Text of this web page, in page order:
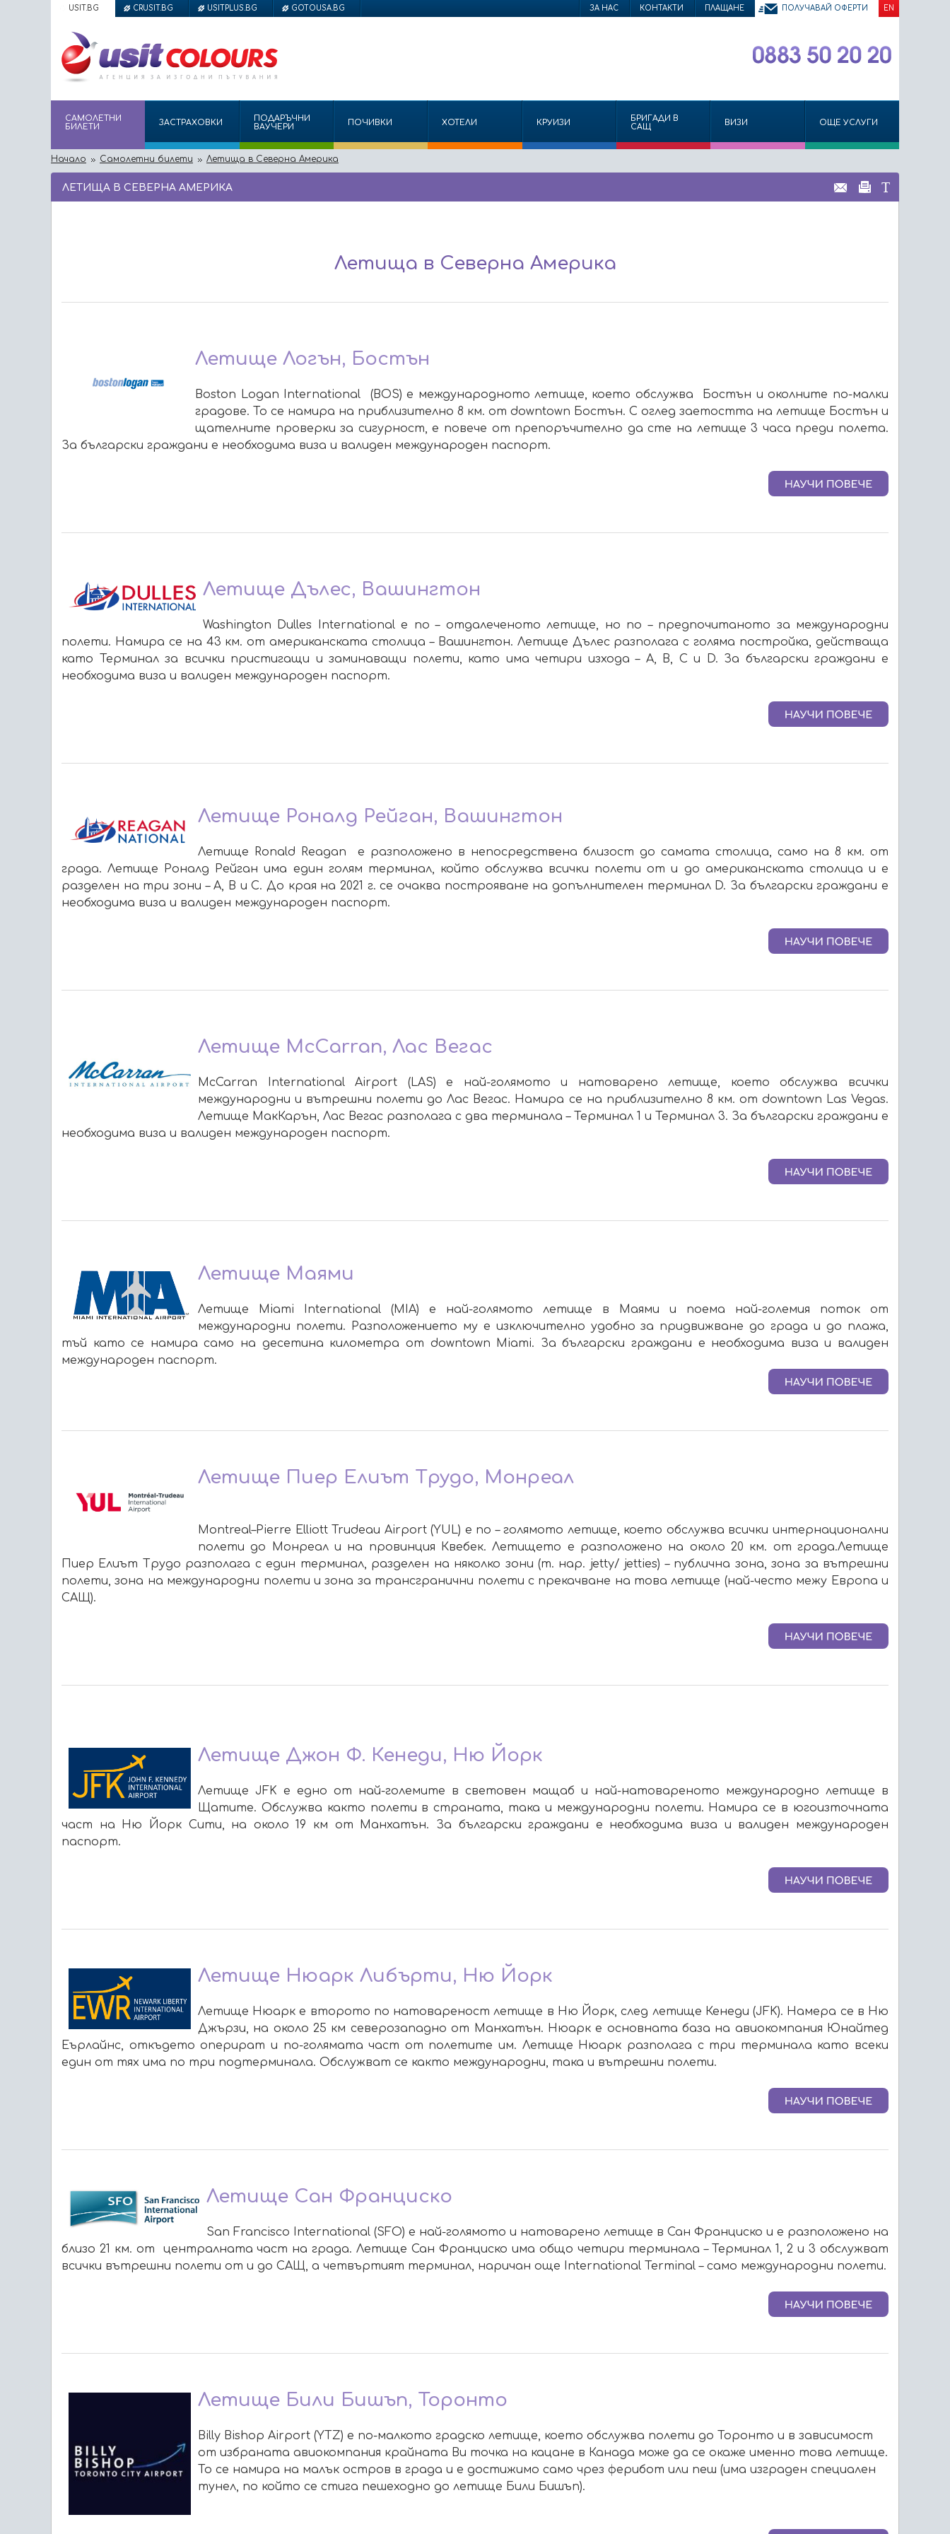
USIT.BG CRUSIT.BG USITPLUS.BG GOTOUSA.BG ЗА НАС КОНТАКТИ ПЛАЩАНЕ ПОЛУЧАВАЙ ОФЕРТИ EN
САМОЛЕТНИ
БИЛЕТИ
ЗАСТРАХОВКИ
ПОДАРЪЧНИ
ВАУЧЕРИ
ПОЧИВКИ ХОТЕЛИ КРУИЗИ
БРИГАДИ В
САЩ
ВИЗИ ОЩЕ УСЛУГИ
Начало Самолетни билети Летища в Северна Америка
ЛЕТИЩА В СЕВЕРНА АМЕРИКА
Летища в Северна Америка
Летище Логън, Бостън
Boston Logan International (BOS) е международното летище, което обслужва Бостън и околните по-малки
градове. То се намира на приблизително 8 км. от downtown Бостън. С оглед заетостта на летище Бостън и
щателните проверки за сигурност, е повече от препоръчително да сте на летище 3 часа преди полета.
За български граждани е необходима виза и валиден международен паспорт.
Летище Дълес, Вашингтон
Washington Dulles International е по – отдалеченото летище, но по – предпочитаното за международни
полети. Намира се на 43 км. от американската столица – Вашингтон. Летище Дълес разполага с голяма постройка, действаща
като Терминал за всички пристигащи и заминаващи полети, като има четири изхода – A, B, C и D. За български граждани е
необходима виза и валиден международен паспорт.
Летище Роналд Рейган, Вашингтон
Летище Ronald Reagan е разположено в непосредствена близост до самата столица, само на 8 км. от
града. Летище Роналд Рейган има един голям терминал, който обслужва всички полети от и до американската столица и е
разделен на три зони – A, B и C. До края на 2021 г. се очаква построяване на допълнителен терминал D. За български граждани е
необходима виза и валиден международен паспорт.
Летище McCarran, Лас Вегас
McCarran International Airport (LAS) е най-голямото и натоварено летище, което обслужва всички
международни и вътрешни полети до Лас Вегас. Намира се на приблизително 8 км. от downtown Las Vegas.
Летище МакКарън, Лас Вегас разполага с два терминала – Терминал 1 и Терминал 3. За български граждани е
необходима виза и валиден международен паспорт.
Летище Маями
Летище Miami International (MIA) е най-голямото летище в Маями и поема най-големия поток от
международни полети. Разположението му е изключително удобно за придвижване до града и до плажа,
тъй като се намира само на десетина километра от downtown Miami. За български граждани е необходима виза и валиден
международен паспорт.
Летище Пиер Елиът Трудо, Монреал
Montreal–Pierre Elliott Trudeau Airport (YUL) e по – голямото летище, което обслужва всички интернационални
полети до Монреал и на провинция Квебек. Летището е разположено на около 20 км. от града.Летище
Пиер Елиът Трудо разполага с един терминал, разделен на няколко зони (т. нар. jetty/ jetties) – публична зона, зона за вътрешни
полети, зона на международни полети и зона за трансгранични полети с прекачване на това летище (най-често межу Европа и
САЩ).
Летище Джон Ф. Кенеди, Ню Йорк
Летище JFK е едно от най-големите в световен мащаб и най-натовареното международно летище в
Щатите. Обслужва както полети в страната, така и международни полети. Намира се в югоизточната
част на Ню Йорк Сити, на около 19 км от Манхатън. За български граждани е необходима виза и валиден международен
паспорт.
Летище Нюарк Либърти, Ню Йорк
Летище Нюарк е второто по натовареност летище в Ню Йорк, след летище Кенеди (JFK). Намера се в Ню
Джързи, на около 25 км северозападно от Манхатън. Нюарк е основната база на авиокомпания Юнайтед
Еърлайнс, откъдето оперират и по-голямата част от полетите им. Летище Нюарк разполага с три терминала като всеки
един от тях има по три подтерминала. Обслужват се както международни, така и вътрешни полети.
Летище Сан Франциско
San Francisco International (SFO) е най-голямото и натоварено летище в Сан Франциско и е разположено на
близо 21 км. от централната част на града. Летище Сан Франциско има общо четири терминала – Терминал 1, 2 и 3 обслужват
всички вътрешни полети от и до САЩ, а четвъртият терминал, наричан още International Terminal – само международни полети.
Летище Били Бишъп, Торонто
Billy Bishop Airport (YTZ) е по-малкото градско летище, което обслужва полети до Торонто и в зависимост
от избраната авиокомпания крайната Ви точка на кацане в Канада може да се окаже именно това летище.
То се намира на малък остров в града и е достижимо само чрез ферибот или пеш (има изграден специален
тунел, по който се стига пешеходно до летище Били Бишъп).